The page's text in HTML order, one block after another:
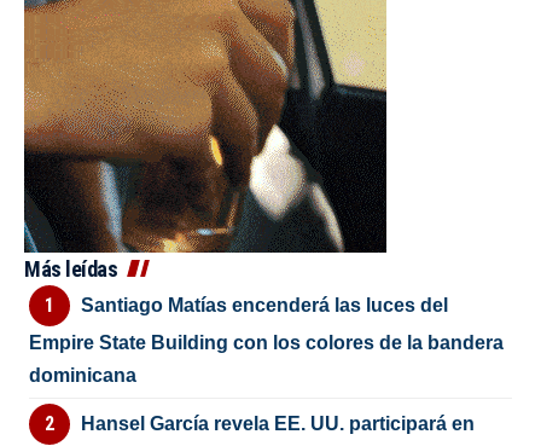
Más leídas
Santiago Matías encenderá las luces del
Empire State Building con los colores de la bandera
dominicana
Hansel García revela EE. UU. participará en